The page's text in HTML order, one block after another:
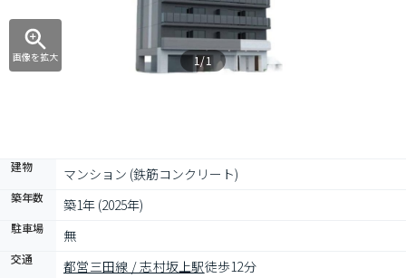
画像を拡大 1/1
建物 マンション (鉄筋コンクリート)
築年数 築1年 (2025年)
駐車場 無
交通 都営三田線 / 志村坂上駅徒歩12分